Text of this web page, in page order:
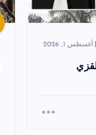
أغسطس 1, 2026